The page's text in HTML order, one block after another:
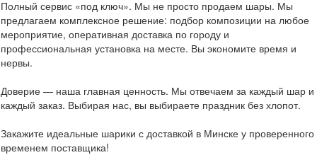
Полный сервис «под ключ». Мы не просто продаем шары. Мы
предлагаем комплексное решение: подбор композиции на любое
мероприятие, оперативная доставка по городу и
профессиональная установка на месте. Вы экономите время и
нервы.
Доверие — наша главная ценность. Мы отвечаем за каждый шар и
каждый заказ. Выбирая нас, вы выбираете праздник без хлопот.
Закажите идеальные шарики с доставкой в Минске у проверенного
временем поставщика!